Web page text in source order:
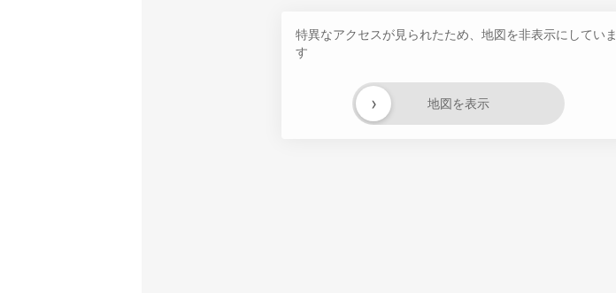
特異なアクセスが見られたため、地図を非表示にしていま
す
地図を表示
›